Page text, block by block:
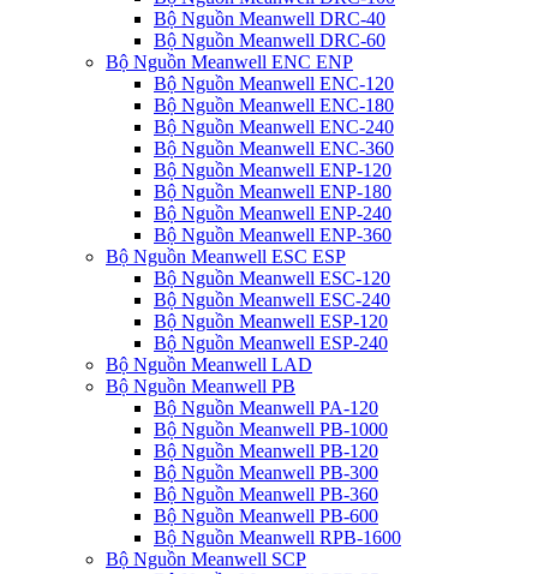
Bộ Nguồn Meanwell DRC-40
Bộ Nguồn Meanwell DRC-60
Bộ Nguồn Meanwell ENC ENP
Bộ Nguồn Meanwell ENC-120
Bộ Nguồn Meanwell ENC-180
Bộ Nguồn Meanwell ENC-240
Bộ Nguồn Meanwell ENC-360
Bộ Nguồn Meanwell ENP-120
Bộ Nguồn Meanwell ENP-180
Bộ Nguồn Meanwell ENP-240
Bộ Nguồn Meanwell ENP-360
Bộ Nguồn Meanwell ESC ESP
Bộ Nguồn Meanwell ESC-120
Bộ Nguồn Meanwell ESC-240
Bộ Nguồn Meanwell ESP-120
Bộ Nguồn Meanwell ESP-240
Bộ Nguồn Meanwell LAD
Bộ Nguồn Meanwell PB
Bộ Nguồn Meanwell PA-120
Bộ Nguồn Meanwell PB-1000
Bộ Nguồn Meanwell PB-120
Bộ Nguồn Meanwell PB-300
Bộ Nguồn Meanwell PB-360
Bộ Nguồn Meanwell PB-600
Bộ Nguồn Meanwell RPB-1600
Bộ Nguồn Meanwell SCP